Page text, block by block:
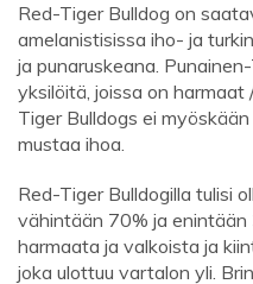
Red-Tiger Bulldog on
amelanistisissa iho- ja
ja punaruskeana.
yksilöitä, joissa on
Tiger Bulldogs ei
mustaa ihoa.
Red-Tiger Bulldogilla tulisi
vähintään 70% ja enintään
harmaata ja valkoista ja
joka ulottuu vartalon yli.